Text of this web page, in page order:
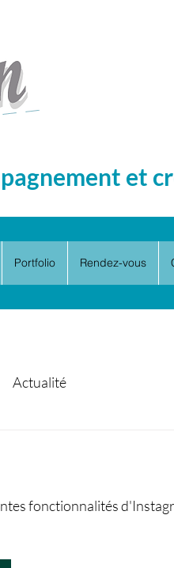
et
Portfolio Rendez-vous
Actualité
fonctionnalités